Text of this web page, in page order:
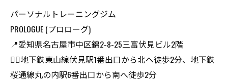
パーソナルトレーニングジム
PROLOGUE (プロローグ)
📍愛知県名古屋市中区錦2-8-25三富伏見ビル2階
🏃‍♂️地下鉄東山線伏見駅1番出口から北へ徒歩2分、地下鉄
桜通線丸の内駅6番出口から南へ徒歩2分